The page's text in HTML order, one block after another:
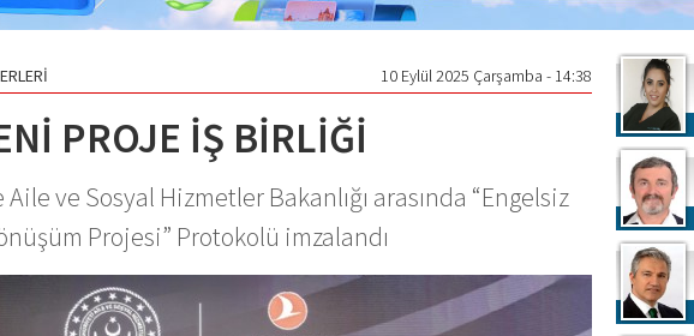
10 Eylül 2025 Çarşamba - 14:38
PROJE İŞ BİRLİĞİ
Aile ve Sosyal Hizmetler Bakanlığı arasında “Engelsiz
Projesi” Protokolü imzalandı